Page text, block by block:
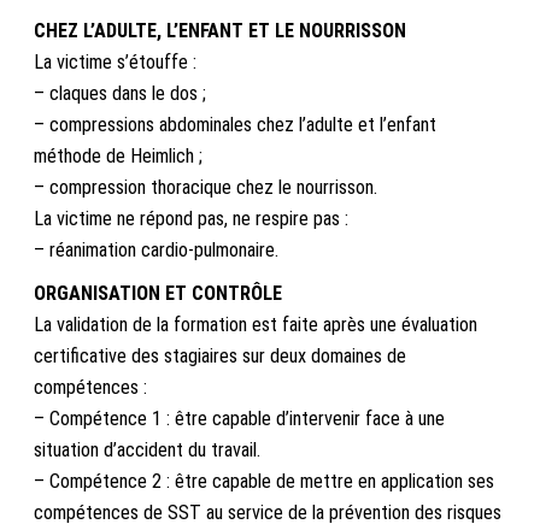
CHEZ L’ADULTE, L’ENFANT ET LE NOURRISSON
La victime s’étouffe :
– claques dans le dos ;
– compressions abdominales chez l’adulte et l’enfant
méthode de Heimlich ;
– compression thoracique chez le nourrisson.
La victime ne répond pas, ne respire pas :
– réanimation cardio-pulmonaire.
ORGANISATION ET CONTRÔLE
La validation de la formation est faite après une évaluation
certificative des stagiaires sur deux domaines de
compétences :
– Compétence 1 : être capable d’intervenir face à une
situation d’accident du travail.
– Compétence 2 : être capable de mettre en application ses
compétences de SST au service de la prévention des risques